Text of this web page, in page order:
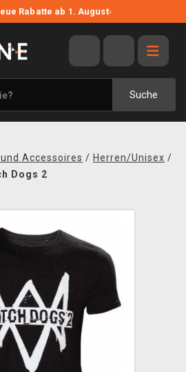
Rabatte ab 1. August›
Suche
Accessoires / Herren/Unisex /
Dogs 2